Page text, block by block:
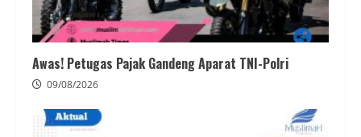
Awas! Petugas Pajak Gandeng Aparat TNI-Polri
09/08/2026